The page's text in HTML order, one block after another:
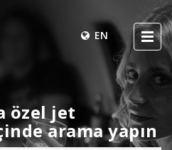
EN
özel jet
arama yapın